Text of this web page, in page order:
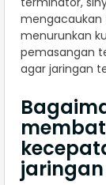
mengacaukan
menurunkan
pemasangan
agar jaringan